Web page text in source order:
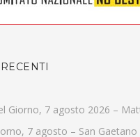
Giorno, 7 agosto 2026 –
7 agosto – San Gaetano